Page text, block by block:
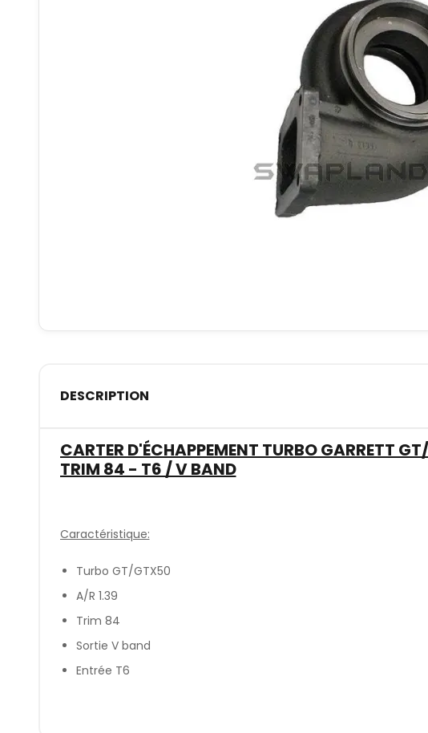
DESCRIPTION
CARTER D'ÉCHAPPEMENT TURBO GARRETT
TRIM 84 - T6 / V BAND
Caractéristique:
Turbo GT/GTX50
A/R 1.39
Trim 84
Sortie V band
Entrée T6